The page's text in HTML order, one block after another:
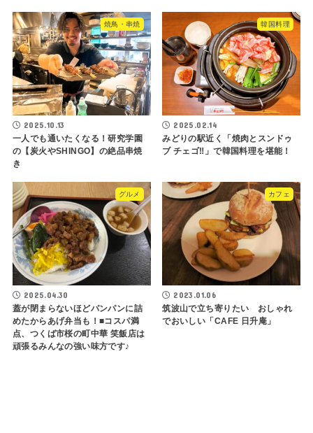
焼鳥・串焼
2025.10.13
一人でも通いたくなる！研究学園
の【炭火やSHINGO】の絶品串焼
き
韓国料理
2025.02.14
みどりの駅近く「焼肉とスンドゥ
ブ チェゴ‼︎」で韓国料理を堪能！
グルメ
2025.04.30
蓋が閉まらないほどパンパンに詰
めたからあげ弁当も！■コスパ満
点、つくば市桜の町中華 笑飯店は
頑張るみんなの強い味方です♪
カフェ
2023.01.06
筑波山で立ち寄りたい おしゃれ
でおいしい「CAFE 日升庵」